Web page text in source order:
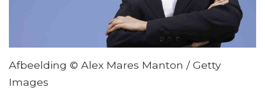
Afbeelding © Alex Mares Manton / Getty
Images